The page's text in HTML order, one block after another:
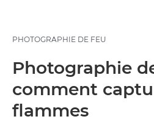
PHOTOGRAPHIE DE FEU
Photographie
comment
flammes